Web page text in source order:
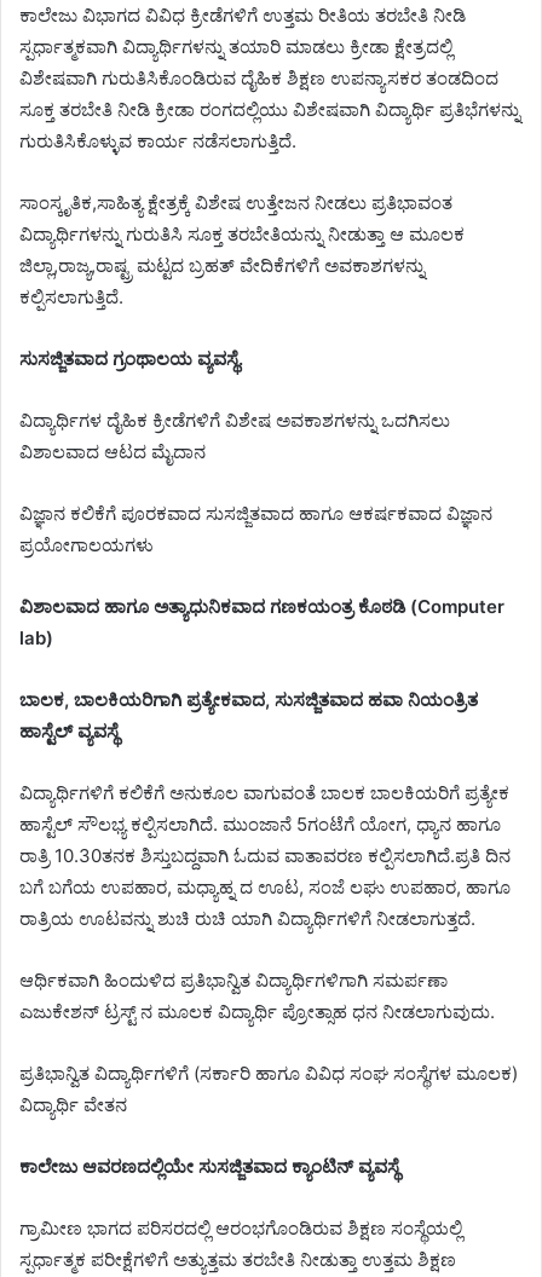
ಕಾಲೇಜು ವಿಭಾಗದ ವಿವಿಧ ಕ್ರೀಡೆಗಳಿಗೆ ಉತ್ತಮ ರೀತಿಯ ತರಬೇತಿ ನೀಡಿ
ಸ್ಪರ್ಧಾತ್ಮಕವಾಗಿ ವಿದ್ಯಾರ್ಥಿಗಳನ್ನು ತಯಾರಿ ಮಾಡಲು‌ ಕ್ರೀಡಾ ಕ್ಷೇತ್ರದಲ್ಲಿ
ವಿಶೇಷವಾಗಿ ಗುರುತಿಸಿಕೊಂಡಿರುವ ದೈಹಿಕ ಶಿಕ್ಷಣ ಉಪನ್ಯಾಸಕರ ತಂಡದಿಂದ
ಸೂಕ್ತ ತರಬೇತಿ ನೀಡಿ ಕ್ರೀಡಾ ರಂಗದಲ್ಲಿಯು ವಿಶೇಷವಾಗಿ ವಿದ್ಯಾರ್ಥಿ ಪ್ರತಿಭೆಗಳನ್ನು
ಗುರುತಿಸಿಕೊಳ್ಳುವ ಕಾರ್ಯ ನಡೆಸಲಾಗುತ್ತಿದೆ.
ಸಾಂಸ್ಕೃತಿಕ,ಸಾಹಿತ್ಯ ಕ್ಷೇತ್ರಕ್ಕೆ ವಿಶೇಷ ಉತ್ತೇಜನ ನೀಡಲು ಪ್ರತಿಭಾವಂತ
ವಿದ್ಯಾರ್ಥಿಗಳನ್ನು ಗುರುತಿಸಿ ಸೂಕ್ತ ತರಬೇತಿಯನ್ನು ನೀಡುತ್ತಾ ಆ ಮೂಲಕ
ಜಿಲ್ಲಾ,ರಾಜ್ಯ,ರಾಷ್ಟ್ರ ಮಟ್ಟದ ಬ್ರಹತ್ ವೇದಿಕೆಗಳಿಗೆ ಅವಕಾಶಗಳನ್ನು
ಕಲ್ಪಿಸಲಾಗುತ್ತಿದೆ.
ಸುಸಜ್ಜಿತವಾದ ಗ್ರಂಥಾಲಯ ವ್ಯವಸ್ಥೆ.
ವಿದ್ಯಾರ್ಥಿಗಳ ದೈಹಿಕ ಕ್ರೀಡೆಗಳಿಗೆ ವಿಶೇಷ ಅವಕಾಶಗಳನ್ನು ಒದಗಿಸಲು
ವಿಶಾಲವಾದ ಆಟದ ಮೈದಾನ
ವಿಜ್ಞಾನ ಕಲಿಕೆಗೆ ಪೂರಕವಾದ ಸುಸಜ್ಜಿತವಾದ ಹಾಗೂ ಆಕರ್ಷಕವಾದ ವಿಜ್ಞಾನ
ಪ್ರಯೋಗಾಲಯಗಳು
ವಿಶಾಲವಾದ ಹಾಗೂ ಅತ್ಯಾಧುನಿಕವಾದ ಗಣಕಯಂತ್ರ ಕೊಠಡಿ (Computer
lab)
ಬಾಲಕ, ಬಾಲಕಿಯರಿಗಾಗಿ ಪ್ರತ್ಯೇಕವಾದ, ಸುಸಜ್ಜಿತವಾದ ಹವಾ ನಿಯಂತ್ರಿತ
ಹಾಸ್ಟೆಲ್ ವ್ಯವಸ್ಥೆ
ವಿದ್ಯಾರ್ಥಿಗಳಿಗೆ ಕಲಿಕೆಗೆ ಅನುಕೂಲ ವಾಗುವಂತೆ ಬಾಲಕ ಬಾಲಕಿಯರಿಗೆ ಪ್ರತ್ಯೇಕ
ಹಾಸ್ಟೆಲ್ ಸೌಲಭ್ಯ ಕಲ್ಪಿಸಲಾಗಿದೆ. ಮುಂಜಾನೆ 5ಗಂಟೆಗೆ ಯೋಗ, ಧ್ಯಾನ ಹಾಗೂ
ರಾತ್ರಿ 10.30ತನಕ ಶಿಸ್ತುಬದ್ದವಾಗಿ ಓದುವ ವಾತಾವರಣ ಕಲ್ಪಿಸಲಾಗಿದೆ.ಪ್ರತಿ ದಿನ
ಬಗೆ ಬಗೆಯ ಉಪಹಾರ, ಮಧ್ಯಾಹ್ನ ದ ಊಟ, ಸಂಜೆ ಲಘು ಉಪಹಾರ, ಹಾಗೂ
ರಾತ್ರಿಯ ಊಟವನ್ನು ಶುಚಿ ರುಚಿ ಯಾಗಿ ವಿದ್ಯಾರ್ಥಿಗಳಿಗೆ ನೀಡಲಾಗುತ್ತದೆ.
ಆರ್ಥಿಕವಾಗಿ ಹಿಂದುಳಿದ ಪ್ರತಿಭಾನ್ವಿತ ವಿದ್ಯಾರ್ಥಿಗಳಿಗಾಗಿ ಸಮರ್ಪಣಾ
ಎಜುಕೇಶನ್ ಟ್ರಸ್ಟ್ ನ ಮೂಲಕ ವಿದ್ಯಾರ್ಥಿ ಪ್ರೋತ್ಸಾಹ ಧನ ನೀಡಲಾಗುವುದು.
ಪ್ರತಿಭಾನ್ವಿತ ವಿದ್ಯಾರ್ಥಿಗಳಿಗೆ (ಸರ್ಕಾರಿ ಹಾಗೂ ವಿವಿಧ ಸಂಘ ಸಂಸ್ಥೆಗಳ ಮೂಲಕ)
ವಿದ್ಯಾರ್ಥಿ ವೇತನ
ಕಾಲೇಜು ಆವರಣದಲ್ಲಿಯೇ ಸುಸಜ್ಜಿತವಾದ ಕ್ಯಾಂಟಿನ್ ವ್ಯವಸ್ಥೆ
ಗ್ರಾಮೀಣ ಭಾಗದ ಪರಿಸರದಲ್ಲಿ ಆರಂಭಗೊಂಡಿರುವ ಶಿಕ್ಷಣ ಸಂಸ್ಥೆಯಲ್ಲಿ
ಸ್ಪರ್ಧಾತ್ಮಕ ಪರೀಕ್ಷೆಗಳಿಗೆ ಅತ್ಯುತ್ತಮ ತರಬೇತಿ ನೀಡುತ್ತಾ ಉತ್ತಮ ಶಿಕ್ಷಣ